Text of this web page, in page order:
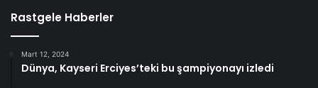
Rastgele Haberler
Mart 12, 2024
Dünya, Kayseri Erciyes’teki bu şampiyonayı izledi